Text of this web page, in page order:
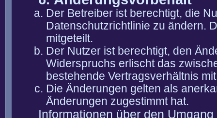
Der Betreiber ist berechtigt, die
Datenschutzrichtlinie zu ändern.
mitgeteilt.
Der Nutzer ist berechtigt, den
Widerspruchs erlischt das
bestehende Vertragsverhältnis
Die Änderungen gelten als
Änderungen zugestimmt hat.
Informationen über den